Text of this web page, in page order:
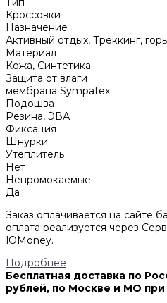
Кроссовки
Назначение
Активный отдых, Треккинг,
Материал
Кожа, Синтетика
Защита от влаги
мембрана Sympatex
Подошва
Резина, ЭВА
Фиксация
Шнурки
Утеплитель
Нет
Непромокаемые
Да
Заказ оплачивается на сайте
оплата реализуется через
ЮMoney.
Подробнее
Бесплатная доставка по
рублей, по Москве и МО при